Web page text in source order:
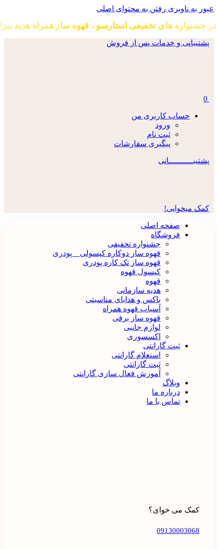
عبور به ناوبری رفتن به محتوای اصلی
در جشنواره های تخفیفی استارسو ، قهوه ساز همراه هدیه ببر!
پشتیبانی و خدمات پس از فروش
0
حساب کاربری من
ورود
ثبت نام
پیگیری سفارشات
پشتیبــــــــــانی
کمک میخوایی!
صفحه اصلی
فروشگاه
جشنواره تخفیفی
قهوه ساز دوکاره کپسولی _ پودری
قهوه‌ ساز تک کاره پودری
کپسول قهوه
قهوه
هدیه سازمانی
باکس و هدایای مناسبتی
آسیاب قهوه همراه
قهوه ساز برقی
لوازم جانبی
اکسسوری
ثبت گارانتی
استعلام گارانتی
ثبت گارانتی
آموزش فعال سازی گارانتی
وبلاگ
درباره ما
تماس با ما
کمک می خوای؟
09130003068